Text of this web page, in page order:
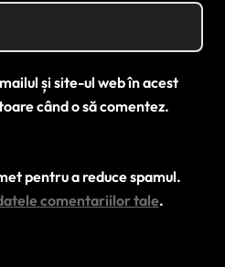
și site-ul web în acest
când o să comentez.
pentru a reduce spamul.
comentariilor tale.